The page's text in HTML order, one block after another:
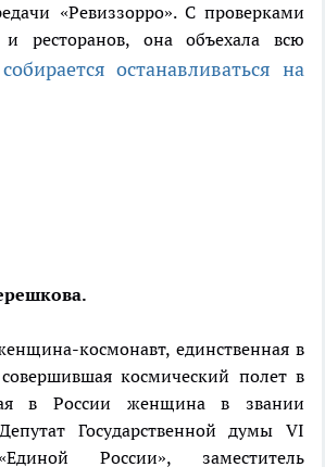
«Ревиззорро». С проверками
ресторанов, она объехала всю
останавливаться на
космонавт, единственная в
космический полет в
в России женщина в звании
Государственной думы VI
России», заместитель